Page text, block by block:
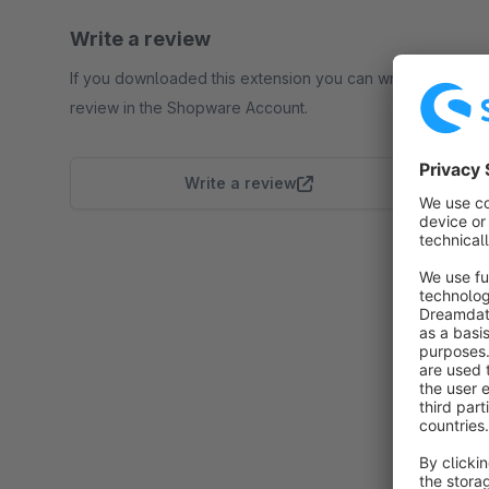
Write a review
If you downloaded this extension you can write a
review in the Shopware Account.
Write a review